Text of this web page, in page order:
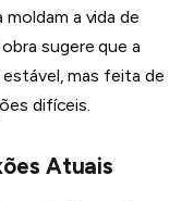
a vida de
sugere que a
mas feita de
difíceis.
Atuais